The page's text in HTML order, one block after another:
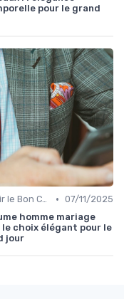
pour le grand
Choisir le Bon Costume • 07/11/2025
homme mariage
le choix élégant pour le
jour